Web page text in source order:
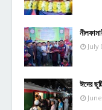
July
ঈদের